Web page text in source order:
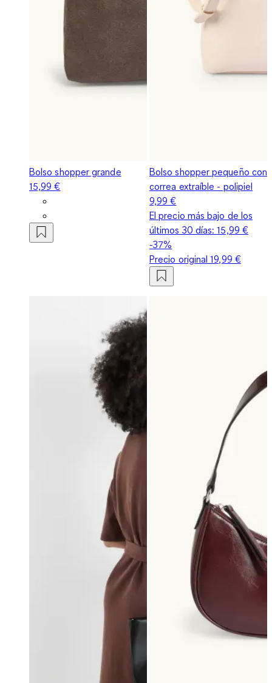
Bolso shopper grande
15,99 €
Bolso shopper pequeño con
correa extraíble - polipiel
9,99 €
El precio más bajo de los
últimos 30 días:15,99 €
-37%
Precio original19,99 €